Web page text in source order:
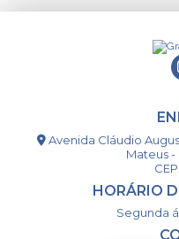
Avenida Cláudio
Mateus -
HORÁRIO
Segunda